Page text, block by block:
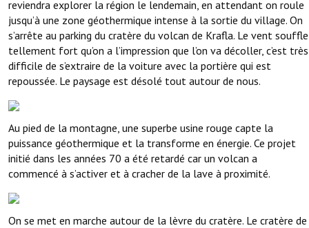
reviendra explorer la région le lendemain, en attendant on roule
jusqu’à une zone géothermique intense à la sortie du village. On
s’arrête au parking du cratère du volcan de Krafla. Le vent souffle
tellement fort qu’on a l’impression que l’on va décoller, c’est très
difficile de s’extraire de la voiture avec la portière qui est
repoussée. Le paysage est désolé tout autour de nous.
Au pied de la montagne, une superbe usine rouge capte la
puissance géothermique et la transforme en énergie. Ce projet
initié dans les années 70 a été retardé car un volcan a
commencé à s’activer et à cracher de la lave à proximité.
On se met en marche autour de la lèvre du cratère. Le cratère de